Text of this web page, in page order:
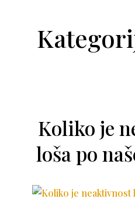
Koliko je
loša po